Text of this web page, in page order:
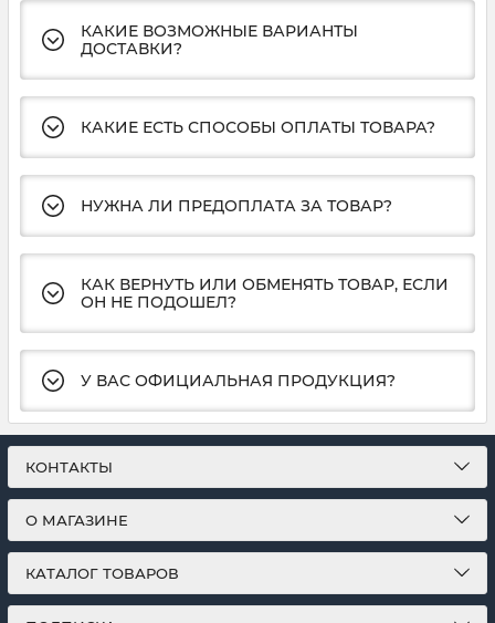
КАКИЕ ВОЗМОЖНЫЕ ВАРИАНТЫ
ДОСТАВКИ?
КАКИЕ ЕСТЬ СПОСОБЫ ОПЛАТЫ ТОВАРА?
НУЖНА ЛИ ПРЕДОПЛАТА ЗА ТОВАР?
КАК ВЕРНУТЬ ИЛИ ОБМЕНЯТЬ ТОВАР, ЕСЛИ
ОН НЕ ПОДОШЕЛ?
У ВАС ОФИЦИАЛЬНАЯ ПРОДУКЦИЯ?
КОНТАКТЫ
О МАГАЗИНЕ
КАТАЛОГ ТОВАРОВ